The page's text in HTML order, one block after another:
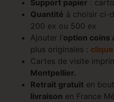
Support papier :
Quantité à choisir ci-
200 ex ou 500 ex
Ajouter l’option coins
plus originales :
Cartes de visite
Montpellier.
Retrait gratuit en
livraison en France